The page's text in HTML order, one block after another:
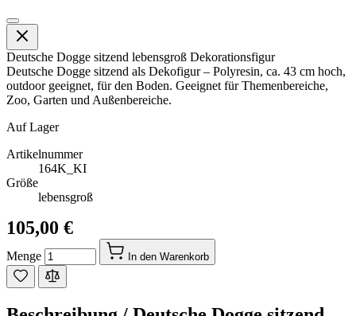
Deutsche Dogge sitzend lebensgroß Dekorationsfigur
Deutsche Dogge sitzend als Dekofigur – Polyresin, ca. 43 cm hoch,
outdoor geeignet, für den Boden. Geeignet für Themenbereiche,
Zoo, Garten und Außenbereiche.
Auf Lager
Artikelnummer
164K_KI
Größe
lebensgroß
105,00 €
Menge In den Warenkorb